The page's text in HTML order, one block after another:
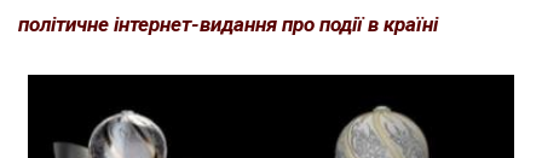
політичне інтернет-видання про події в країні